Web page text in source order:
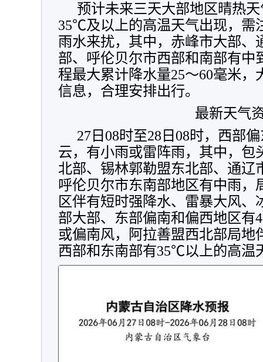
预计未来三天大部地区晴热
35℃及以上的高温天气出现，需
雨水来扰，其中，赤峰市大部、
部、呼伦贝尔市西部和南部有中
程最大累计降水量25～60毫米
信息，合理安排出行。
最新天气
27日08时至28日08时，西部
云，有小雨或雷阵雨，其中，包
北部、锡林郭勒盟东北部、通辽
呼伦贝尔市东南部地区有中雨，
区伴有短时强降水、雷暴大风、
部大部、东部偏南和偏西地区有
或偏南风，阿拉善盟西北部局地
西部和东南部有35℃以上的高温